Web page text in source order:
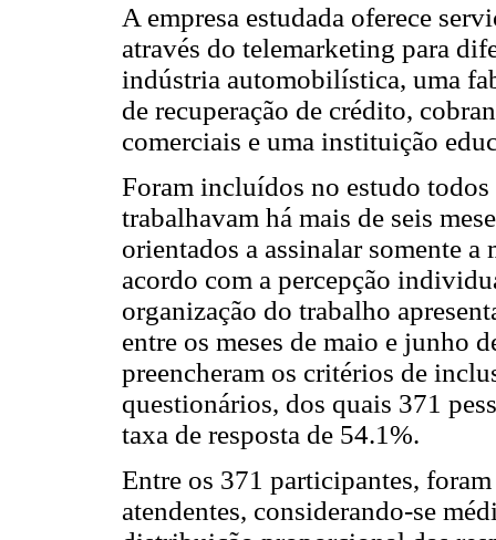
A empresa estudada oferece
através do telemarketing para
indústria automobilística, uma
de recuperação de crédito,
comerciais e uma instituição
Foram incluídos no estudo
trabalhavam há mais de seis
orientados a assinalar somente
acordo com a percepção
organização do trabalho
entre os meses de maio e junho
preencheram os critérios de
questionários, dos quais 371
taxa de resposta de 54.1%.
Entre os 371 participantes,
atendentes, considerando-se